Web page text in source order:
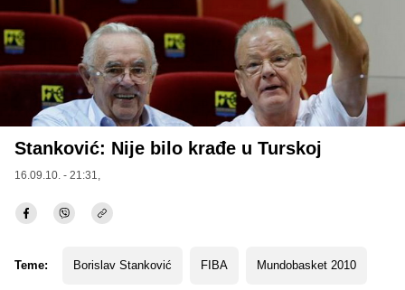
Stanković: Nije bilo krađe u Turskoj
16.09.10. - 21:31,
Teme: Borislav Stanković FIBA Mundobasket 2010